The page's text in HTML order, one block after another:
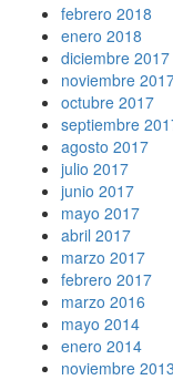
febrero 2018
enero 2018
diciembre 2017
noviembre
octubre 2017
septiembre
agosto 2017
julio 2017
junio 2017
mayo 2017
abril 2017
marzo 2017
febrero 2017
marzo 2016
mayo 2014
enero 2014
noviembre 2013